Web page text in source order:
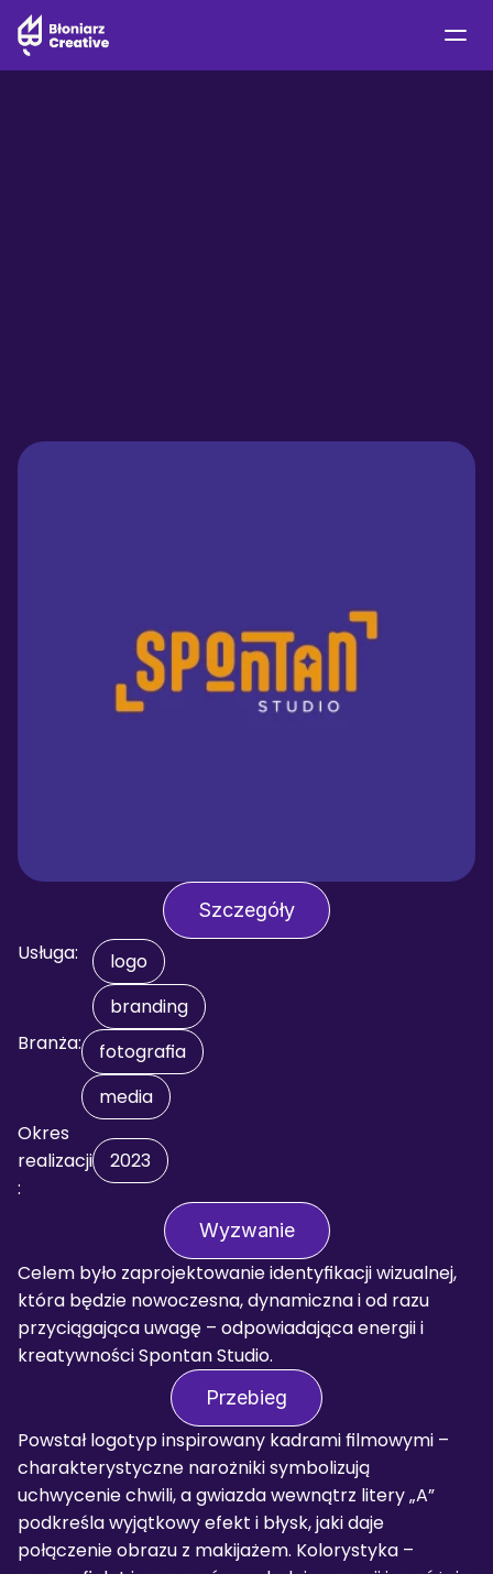
Szczegóły
Usługa:
logo
branding
Branża:
fotografia
media
Okres
realizacji
:
2023
Wyzwanie
Celem było zaprojektowanie identyfikacji wizualnej,
która będzie nowoczesna, dynamiczna i od razu
przyciągająca uwagę – odpowiadająca energii i
kreatywności Spontan Studio.
Przebieg
Powstał logotyp inspirowany kadrami filmowymi –
charakterystyczne narożniki symbolizują
uchwycenie chwili, a gwiazda wewnątrz litery „A”
podkreśla wyjątkowy efekt i błysk, jaki daje
połączenie obrazu z makijażem. Kolorystyka –